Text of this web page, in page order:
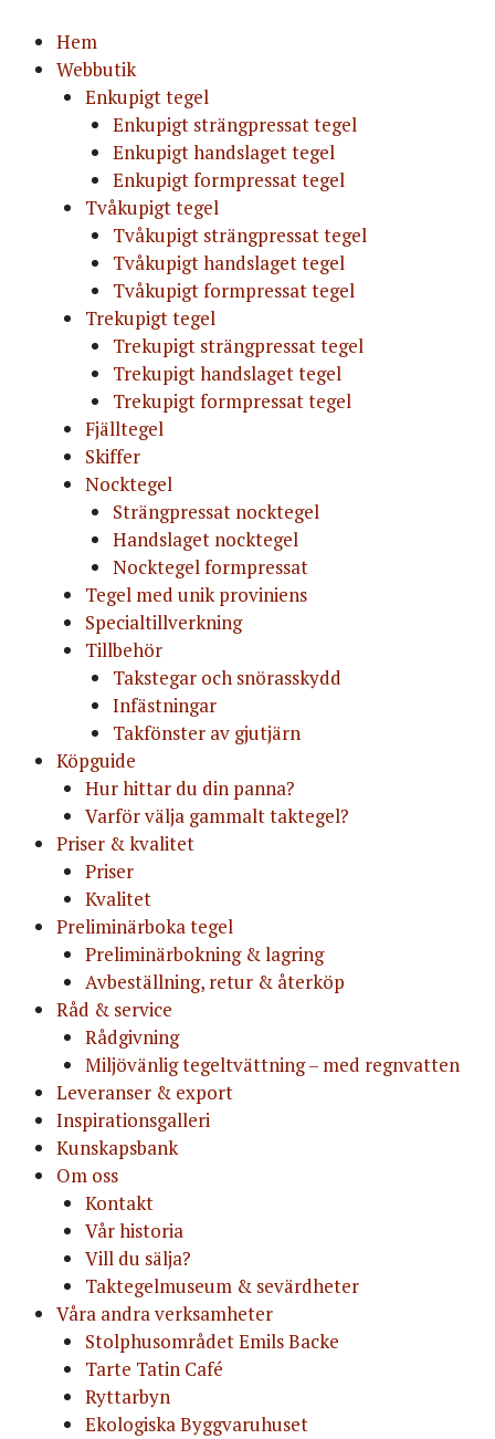
Hem
Webbutik
Enkupigt tegel
Enkupigt strängpressat tegel
Enkupigt handslaget tegel
Enkupigt formpressat tegel
Tvåkupigt tegel
Tvåkupigt strängpressat tegel
Tvåkupigt handslaget tegel
Tvåkupigt formpressat tegel
Trekupigt tegel
Trekupigt strängpressat tegel
Trekupigt handslaget tegel
Trekupigt formpressat tegel
Fjälltegel
Skiffer
Nocktegel
Strängpressat nocktegel
Handslaget nocktegel
Nocktegel formpressat
Tegel med unik proviniens
Specialtillverkning
Tillbehör
Takstegar och snörasskydd
Infästningar
Takfönster av gjutjärn
Köpguide
Hur hittar du din panna?
Varför välja gammalt taktegel?
Priser & kvalitet
Priser
Kvalitet
Preliminärboka tegel
Preliminärbokning & lagring
Avbeställning, retur & återköp
Råd & service
Rådgivning
Miljövänlig tegeltvättning – med regnvatten
Leveranser & export
Inspirationsgalleri
Kunskapsbank
Om oss
Kontakt
Vår historia
Vill du sälja?
Taktegelmuseum & sevärdheter
Våra andra verksamheter
Stolphusområdet Emils Backe
Tarte Tatin Café
Ryttarbyn
Ekologiska Byggvaruhuset